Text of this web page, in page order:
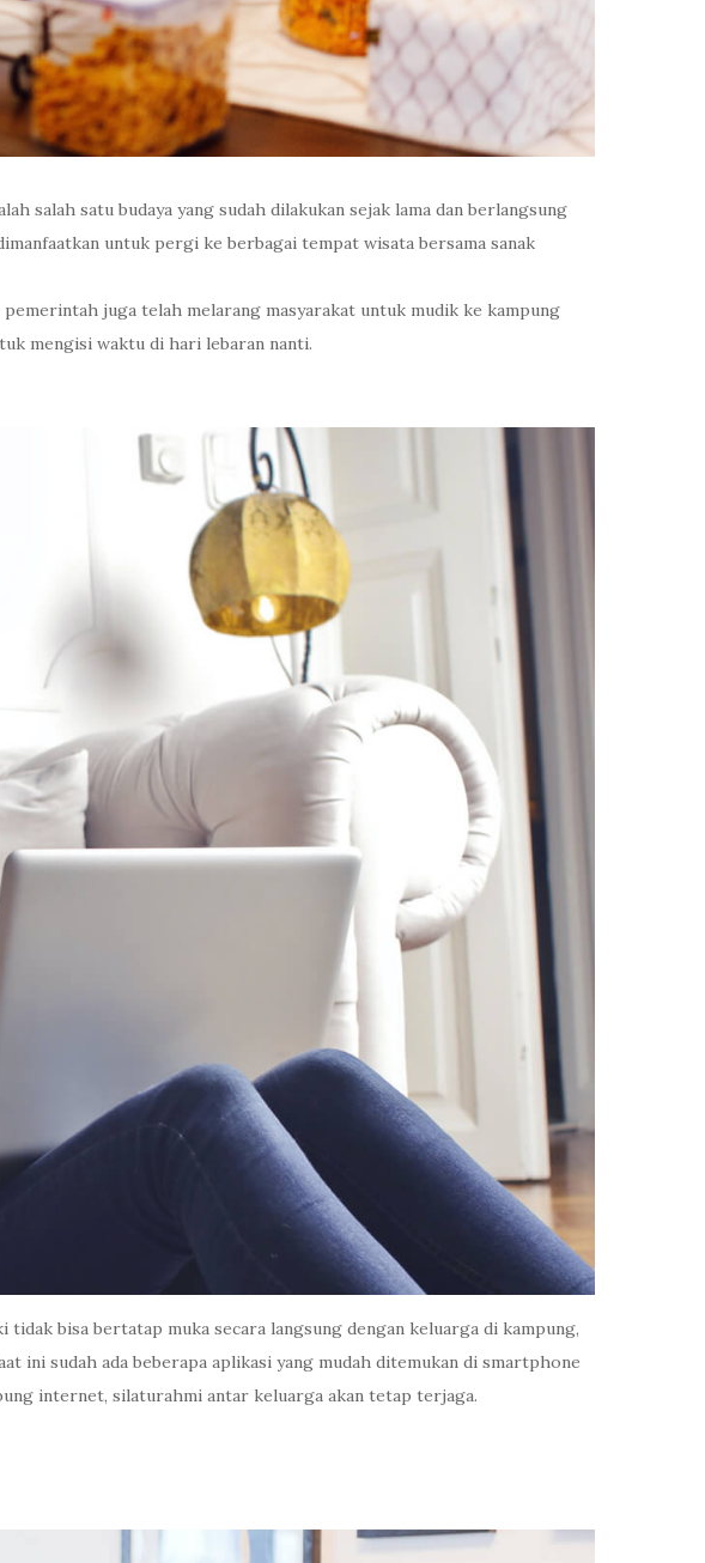
salah satu budaya yang sudah dilakukan sejak lama dan berlangsung
untuk pergi ke berbagai tempat wisata bersama sanak
juga telah melarang masyarakat untuk mudik ke kampung
mengisi waktu di hari lebaran nanti.
bisa bertatap muka secara langsung dengan keluarga di kampung,
ini sudah ada beberapa aplikasi yang mudah ditemukan di smartphone
internet, silaturahmi antar keluarga akan tetap terjaga.